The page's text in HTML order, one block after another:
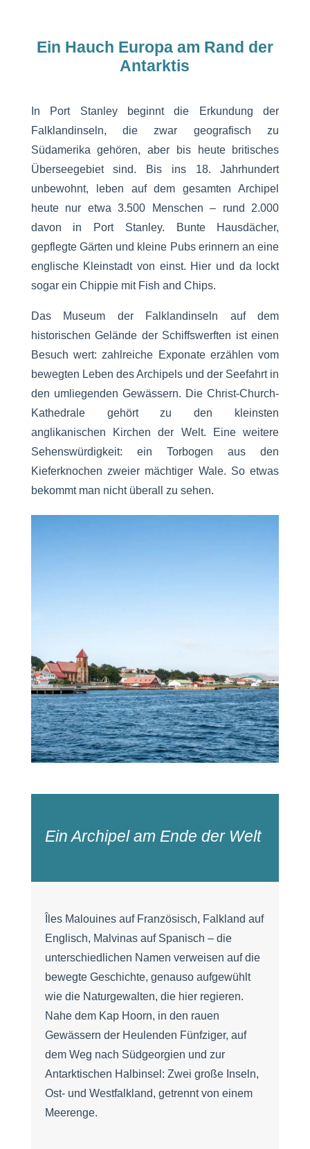
Ein Hauch Europa am Rand der
Antarktis
In Port Stanley beginnt die Erkundung der
Falklandinseln, die zwar geografisch zu
Südamerika gehören, aber bis heute britisches
Überseegebiet sind. Bis ins 18. Jahrhundert
unbewohnt, leben auf dem gesamten Archipel
heute nur etwa 3.500 Menschen – rund 2.000
davon in Port Stanley. Bunte Hausdächer,
gepflegte Gärten und kleine Pubs erinnern an eine
englische Kleinstadt von einst. Hier und da lockt
sogar ein Chippie mit Fish and Chips.
Das Museum der Falklandinseln auf dem
historischen Gelände der Schiffswerften ist einen
Besuch wert: zahlreiche Exponate erzählen vom
bewegten Leben des Archipels und der Seefahrt in
den umliegenden Gewässern. Die Christ-Church-
Kathedrale gehört zu den kleinsten
anglikanischen Kirchen der Welt. Eine weitere
Sehenswürdigkeit: ein Torbogen aus den
Kieferknochen zweier mächtiger Wale. So etwas
bekommt man nicht überall zu sehen.
Ein Archipel am Ende der Welt
Îles Malouines auf Französisch, Falkland auf
Englisch, Malvinas auf Spanisch – die
unterschiedlichen Namen verweisen auf die
bewegte Geschichte, genauso aufgewühlt
wie die Naturgewalten, die hier regieren.
Nahe dem Kap Hoorn, in den rauen
Gewässern der Heulenden Fünfziger, auf
dem Weg nach Südgeorgien und zur
Antarktischen Halbinsel: Zwei große Inseln,
Ost- und Westfalkland, getrennt von einem
Meerenge.